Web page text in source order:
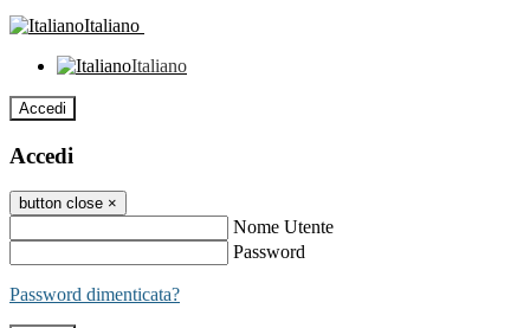
Italiano
Italiano
Accedi
Accedi
button close ×
Nome Utente
Password
Password dimenticata?